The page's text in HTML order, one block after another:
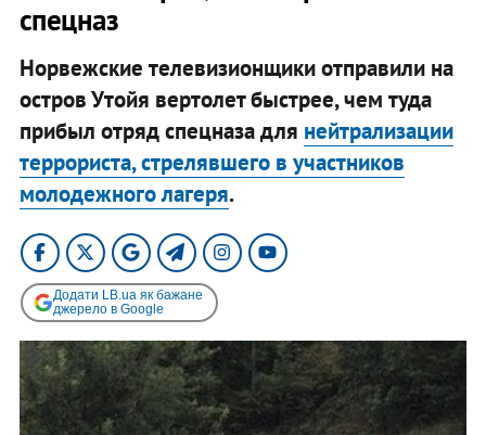
спецназ
Норвежские телевизионщики отправили на
остров Утойя вертолет быстрее, чем туда
прибыл отряд спецназа для нейтрализации
террориста, стрелявшего в участников
молодежного лагеря.
Додати LB.ua як бажане
джерело в Google